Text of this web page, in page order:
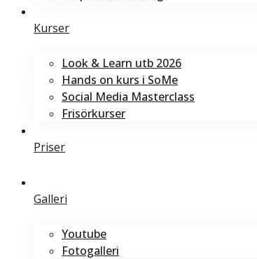
Kurser
Look & Learn utb 2026
Hands on kurs i SoMe
Social Media Masterclass
Frisörkurser
Priser
Galleri
Youtube
Fotogalleri